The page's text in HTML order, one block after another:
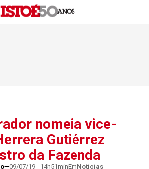
nomeia vice-
Gutiérrez
da Fazenda
09/07/19 - 14h51minEmNotícias